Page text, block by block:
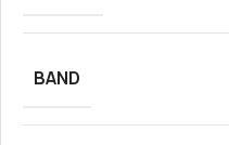
BAND